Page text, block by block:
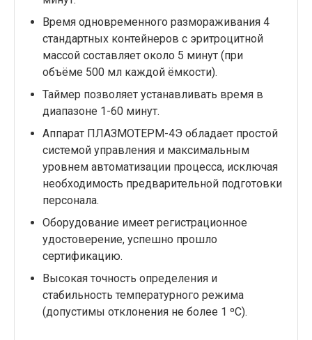
Время одновременного размораживания 4
стандартных контейнеров с эритроцитной
массой составляет около 5 минут (при
объёме 500 мл каждой ёмкости).
Таймер позволяет устанавливать время в
диапазоне 1-60 минут.
Аппарат ПЛАЗМОТЕРМ-4Э обладает простой
системой управления и максимальным
уровнем автоматизации процесса, исключая
необходимость предварительной подготовки
персонала.
Оборудование имеет регистрационное
удостоверение, успешно прошло
сертификацию.
Высокая точность определения и
стабильность температурного режима
(допустимы отклонения не более 1 ºС).